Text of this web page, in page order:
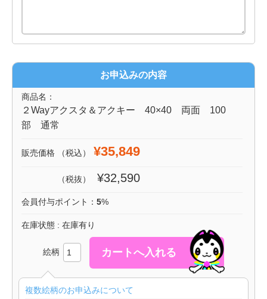
お申込みの内容
商品名：
２Wayアクスタ＆アクキー 40×40 両面 100
部 通常
販売価格 （税込） ¥35,849
（税抜） ¥32,590
会員付与ポイント： 5%
在庫状態 : 在庫有り
絵柄
複数絵柄のお申込みについて